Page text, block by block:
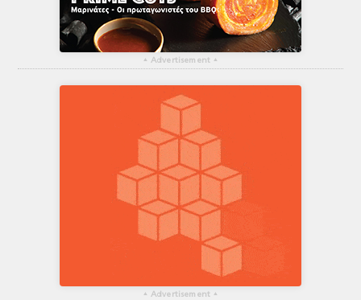
▴ Advertisement ▴
▴ Advertisement ▴